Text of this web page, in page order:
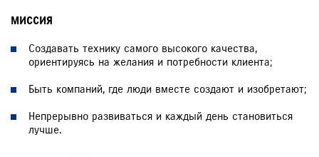
МИССИЯ
Создавать технику самого высокого качества,
ориентируясь на желания и потребности клиента;
Быть компаний, где люди вместе создают и изобретают;
Непрерывно развиваться и каждый день становиться
лучше.